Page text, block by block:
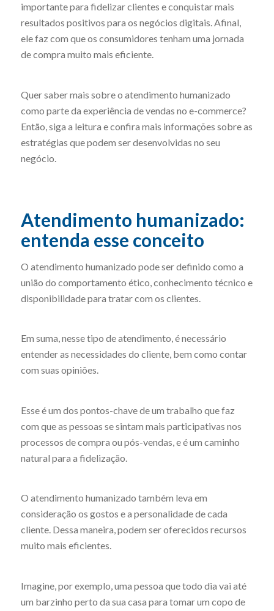
importante para fidelizar clientes e conquistar mais
resultados positivos para os negócios digitais. Afinal,
ele faz com que os consumidores tenham uma jornada
de compra muito mais eficiente.
Quer saber mais sobre o atendimento humanizado
como parte da experiência de vendas no e-commerce?
Então, siga a leitura e confira mais informações sobre as
estratégias que podem ser desenvolvidas no seu
negócio.
Atendimento humanizado:
entenda esse conceito
O atendimento humanizado pode ser definido como a
união do comportamento ético, conhecimento técnico e
disponibilidade para tratar com os clientes.
Em suma, nesse tipo de atendimento, é necessário
entender as necessidades do cliente, bem como contar
com suas opiniões.
Esse é um dos pontos-chave de um trabalho que faz
com que as pessoas se sintam mais participativas nos
processos de compra ou pós-vendas, e é um caminho
natural para a fidelização.
O atendimento humanizado também leva em
consideração os gostos e a personalidade de cada
cliente. Dessa maneira, podem ser oferecidos recursos
muito mais eficientes.
Imagine, por exemplo, uma pessoa que todo dia vai até
um barzinho perto da sua casa para tomar um copo de